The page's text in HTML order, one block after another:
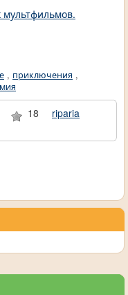
, приключения ,
18
riparia